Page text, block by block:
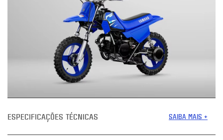
ESPECIFICAÇÕES TÉCNICAS SAIBA MAIS +